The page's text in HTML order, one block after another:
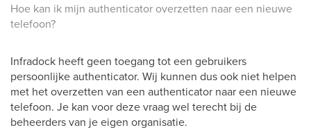
Hoe kan ik mijn authenticator overzetten naar een nieuwe
telefoon?
Infradock heeft geen toegang tot een gebruikers
persoonlijke authenticator. Wij kunnen dus ook niet helpen
met het overzetten van een authenticator naar een nieuwe
telefoon. Je kan voor deze vraag wel terecht bij de
beheerders van je eigen organisatie.